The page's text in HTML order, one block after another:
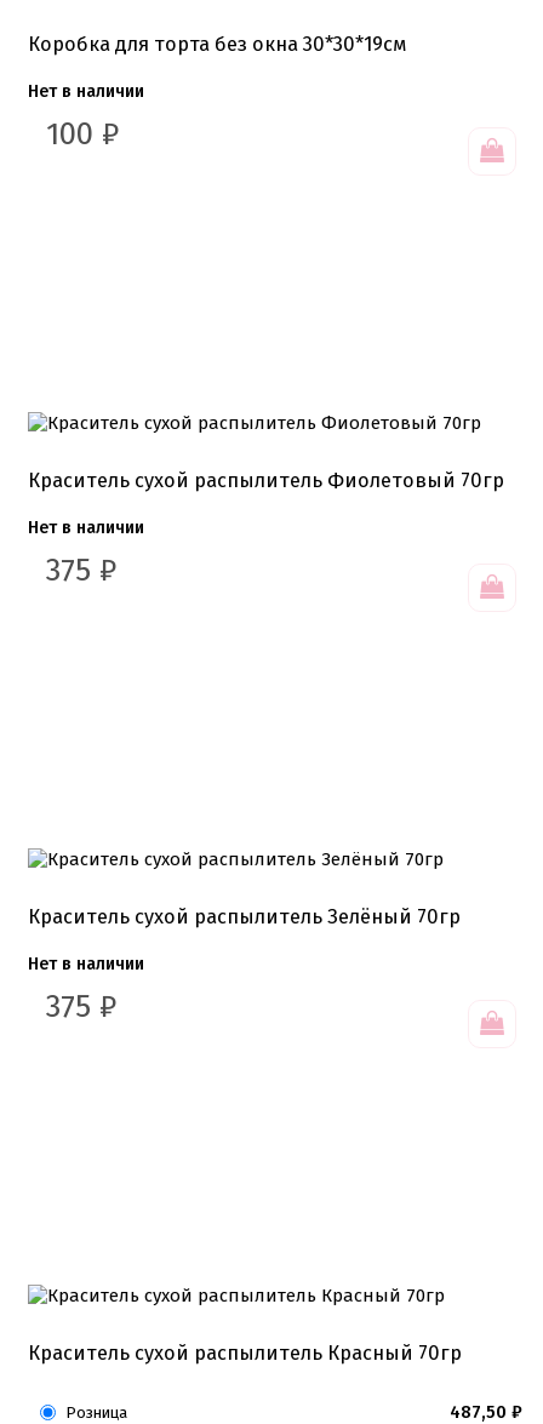
Цветная глазурь
Коробка для торта без окна 30*30*19см
Нет в наличии
100 ₽
Краситель сухой распылитель Фиолетовый 70гр
Нет в наличии
375 ₽
Краситель сухой распылитель Зелёный 70гр
Нет в наличии
375 ₽
Краситель сухой распылитель Красный 70гр
Розница 487,50 ₽